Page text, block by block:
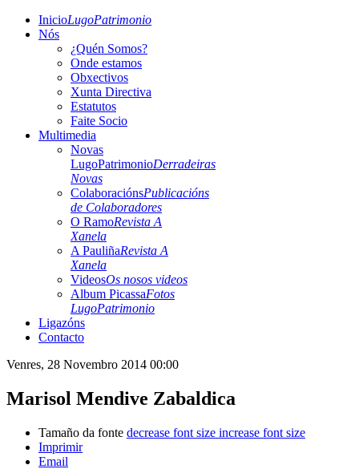
InicioLugoPatrimonio
Nós
¿Quén Somos?
Onde estamos
Obxectivos
Xunta Directiva
Estatutos
Faite Socio
Multimedia
Novas
LugoPatrimonioDerradeiras
Novas
ColaboraciónsPublicacións
de Colaboradores
O RamoRevista A
Xanela
A PauliñaRevista A
Xanela
VideosOs nosos videos
Album PicassaFotos
LugoPatrimonio
Ligazóns
Contacto
Venres, 28 Novembro 2014 00:00
Marisol Mendive Zabaldica
Tamaño da fonte decrease font size increase font size
Imprimir
Email